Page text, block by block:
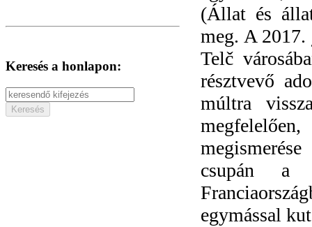
Keresés a honlapon:
(Állat és
meg. A
Telč
résztvevő
múltra
csupán a
egymással